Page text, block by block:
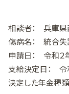
相談者： 兵庫県
傷病名： 統合失
申請日： 令和２年
支給決定日： 令和
決定した年金種